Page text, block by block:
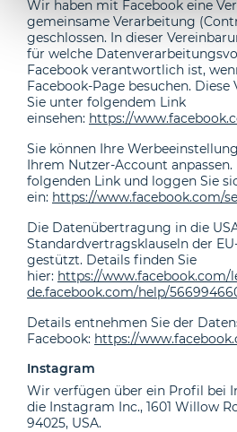
Wir haben mit Facebook eine
gemeinsame Verarbeitung
geschlossen. In dieser
für welche
Facebook verantwortlich ist,
Facebook-Page besuchen.
Sie unter folgendem Link
einsehen: https://
Sie können Ihre
Ihrem Nutzer-Account
folgenden Link und loggen Sie
ein: https://www.facebook.com/
Die Datenübertragung in die
Standardvertragsklauseln der
gestützt. Details finden Sie
hier: https://www.facebook.com/
de.facebook.com/help/
Details entnehmen Sie der
Facebook: https://
Instagram
Wir verfügen über ein Profil bei
die Instagram Inc., 1601 Willow
94025, USA.